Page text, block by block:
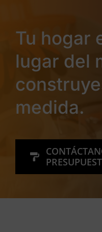
Tu hogar
lugar del
medida.